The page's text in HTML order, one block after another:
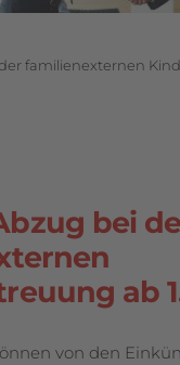
familienexternen
bei
ab
von den